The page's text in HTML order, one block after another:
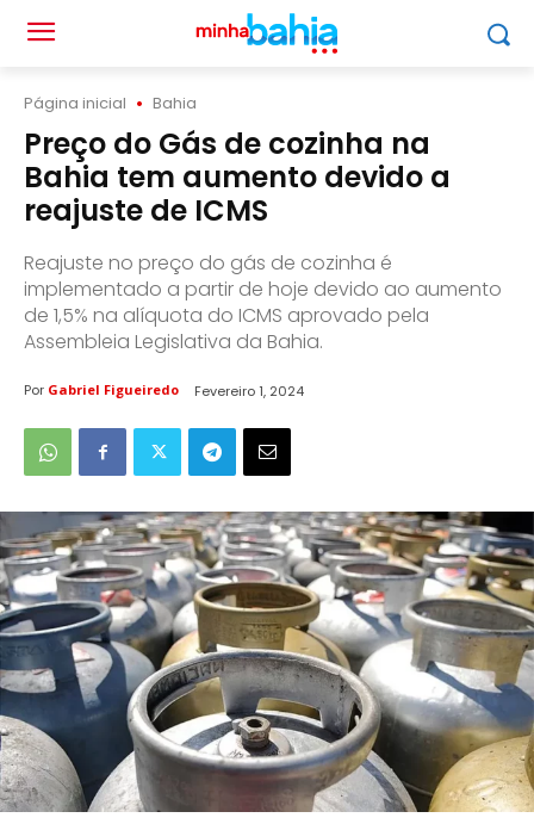
Página inicial Bahia
Preço do Gás de cozinha na
Bahia tem aumento devido a
reajuste de ICMS
Reajuste no preço do gás de cozinha é
implementado a partir de hoje devido ao aumento
de 1,5% na alíquota do ICMS aprovado pela
Assembleia Legislativa da Bahia.
Por Gabriel Figueiredo Fevereiro 1, 2024